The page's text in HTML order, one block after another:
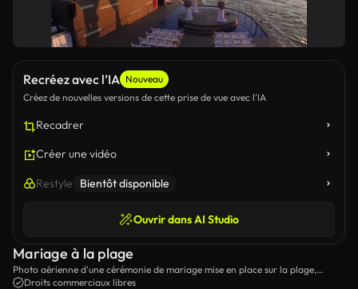
Recréez avec l’IA Nouveau
Créez de nouvelles versions de cette prise de vue avec l’IA
Recadrer
Créer une vidéo
Restyle Bientôt disponible
Ouvrir dans AI Studio
Mariage à la plage
Photo aérienne d'une cérémonie de mariage mise en place sur la plage,
comme les couchers de soleil.
Droits commerciaux libres